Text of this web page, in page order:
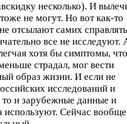
несколько). И
не могут. Но вот как-то
отсылают самих
все не исследуют.
хотя бы симптомы,
страдал, мог вести
образ жизни. И если не
исследований и
то и зарубежные данные и
используют. Сейчас вообще